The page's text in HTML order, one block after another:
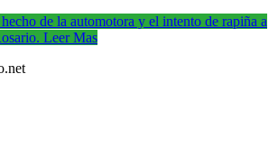
de la automotora y el intento de rapiña a
Leer Mas